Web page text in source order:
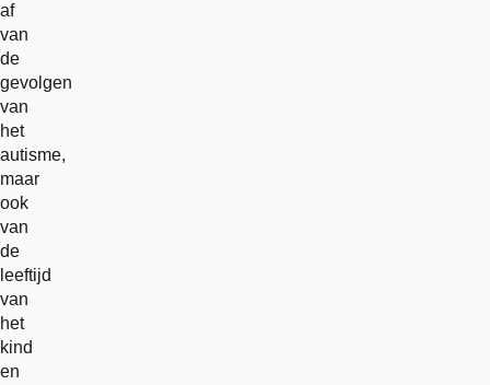
af
van
de
gevolgen
van
het
autisme,
maar
ook
van
de
leeftijd
van
het
kind
en